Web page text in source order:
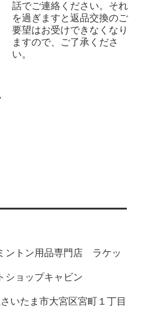
話でご連絡ください。それ
を過ぎますと返品交換のご
要望はお受けできなくなり
ますので、ご了承くださ
い。
ントン用品専門店 ラケッ
ショップキャビン
いたま市大宮区宮町１丁目